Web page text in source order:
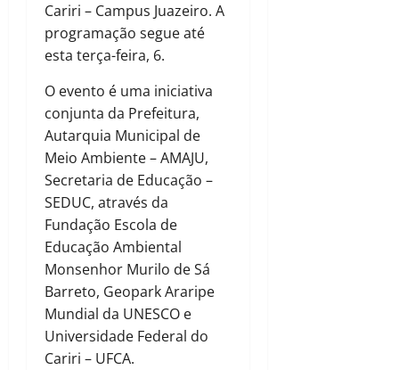
Cariri – Campus Juazeiro. A
programação segue até
esta terça-feira, 6.
O evento é uma iniciativa
conjunta da Prefeitura,
Autarquia Municipal de
Meio Ambiente – AMAJU,
Secretaria de Educação –
SEDUC, através da
Fundação Escola de
Educação Ambiental
Monsenhor Murilo de Sá
Barreto, Geopark Araripe
Mundial da UNESCO e
Universidade Federal do
Cariri – UFCA.